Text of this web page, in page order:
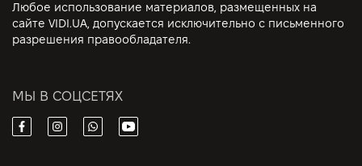
Любое использование материалов, размещенных на
сайте VIDI.UA, допускается исключительно с письменного
разрешения правообладателя.
МЫ В СОЦСЕТЯХ